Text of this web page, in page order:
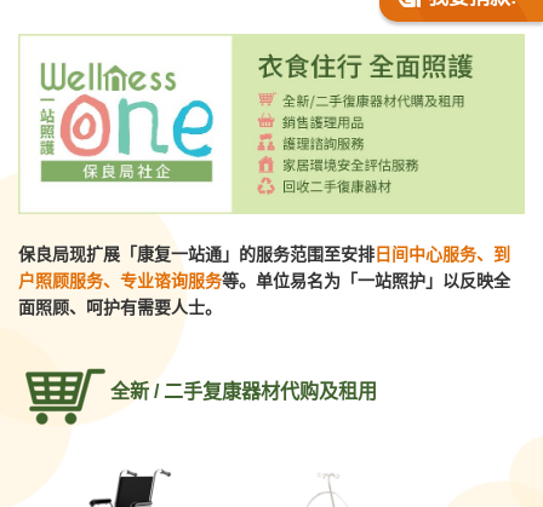
保良局现扩展「康复一站通」的服务范围至安排日间中心服务、到
户照顾服务、专业谘询服务等。单位易名为「一站照护」以反映全
面照顾、呵护有需要人士。
全新 / 二手复康器材代购及租用